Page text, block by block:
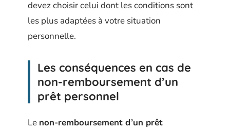
devez choisir celui dont les conditions sont
les plus adaptées à votre situation
personnelle.
Les conséquences en cas de
non-remboursement d’un
prêt personnel
Le non-remboursement d’un prêt